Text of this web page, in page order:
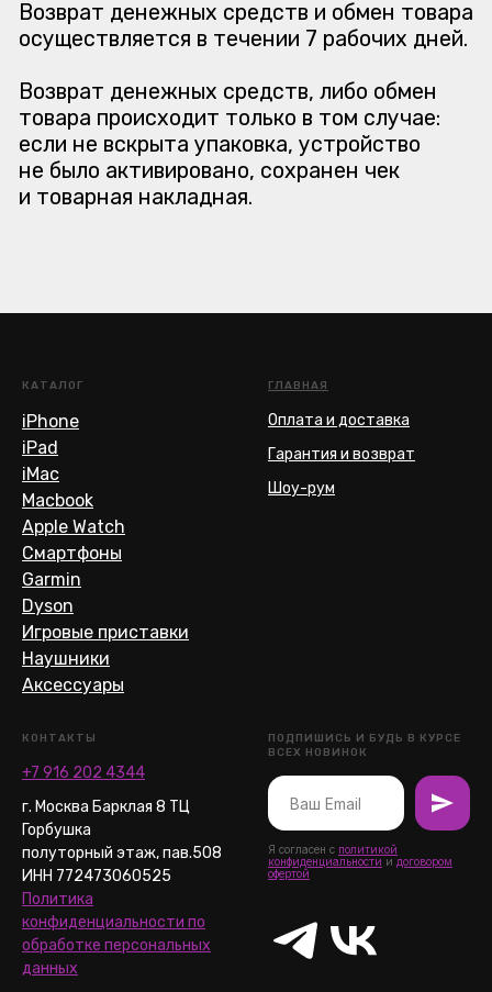
КАТАЛОГ
iPhone
iPad
iMac
Macbook
Apple Watch
Смартфоны
Garmin
Dyson
Игровые приставки
Наушники
Аксессуары
ГЛАВНАЯ
Оплата и доставка
Гарантия и возврат
Шоу-рум
КОНТАКТЫ
+7 916 202 4344
г. Москва Барклая 8 ТЦ
Горбушка
полуторный этаж, пав.508
ИНН 772473060525
Политика
конфиденциальности по
обработке персональных
данных
ПОДПИШИСЬ И БУДЬ В КУРСЕ
ВСЕХ НОВИНОК
Я согласен с политикой
конфиденциальности и договором
офертой